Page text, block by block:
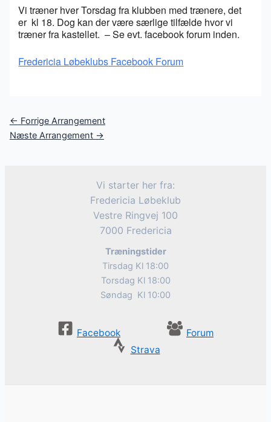
Vi træner hver Torsdag fra klubben med trænere, det
er kl 18. Dog kan der være særlige tilfælde hvor vi
træner fra kastellet. – Se evt. facebook forum inden.
Fredericia Løbeklubs Facebook Forum
Post
navigation
← Forrige Arrangement
Næste Arrangement →
Vi starter her fra:
Fredericia Løbeklub
Vestre Ringvej 100
7000 Fredericia
Træningstider
Tirsdag Kl 18:00
Torsdag Kl 18:00
Søndag Kl 10:00
Facebook
Forum
Strava